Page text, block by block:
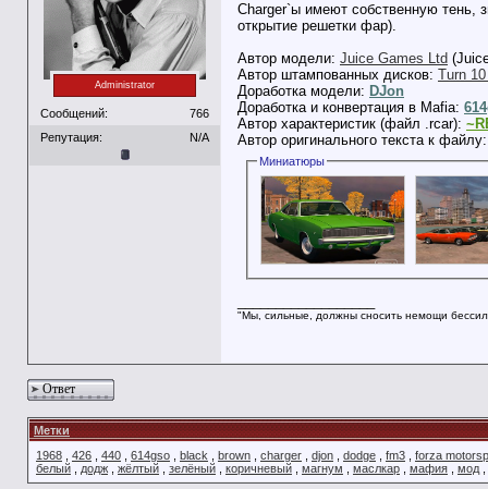
Administrator
Сообщений:
766
Репутация:
N/A
Charger`ы имеют собственную тень,
открытие решетки фар).
Автор модели: Juice Games Ltd
Автор штампованных дисков: Turn
Доработка модели: DJon
Доработка и конвертация в Mafia:
Автор характеристик (файл .rcar):
Автор оригинального текста к
Миниатюры
"Мы, сильные, должны сносить немощи
Ответ
Метки
1968
426 440 614gso black brown charger djon dodge fm3
forza
белый
додж жёлтый зелёный коричневый магнум маслкар мафия мод